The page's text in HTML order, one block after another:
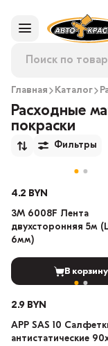
Главная Каталог
Расходные
покраски
Фильтры
4.2 BYN
3М 6008F Лента
двухсторонняя 5м
6мм)
В корзину
2.9 BYN
APP SAS 10
антистатические